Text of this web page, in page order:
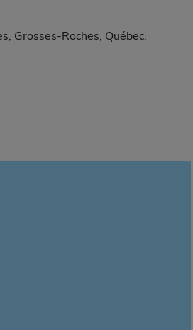
Grosses-Roches, Québec,